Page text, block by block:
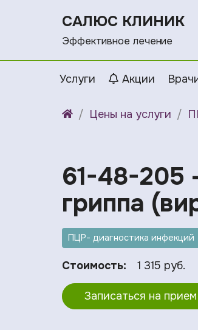
САЛЮС КЛИНИК
Эффективное лечение
Услуги Акции
Цены на услуги
61-48-205
гриппа
ПЦР- диагностика инфекций
Стоимость: 1 315 руб.
Записаться на прием